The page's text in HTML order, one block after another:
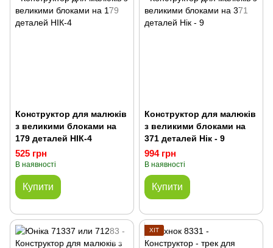
Конструктор для малюків
з великими блоками на
179 деталей НІК-4
525 грн
В наявності
Купити
Конструктор для малюків
з великими блоками на
371 деталей Нік - 9
994 грн
В наявності
Купити
ХІТ